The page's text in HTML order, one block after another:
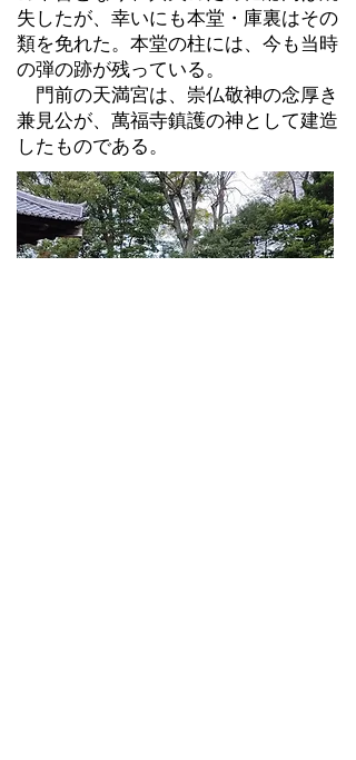
失したが、幸いにも本堂・庫裏はその
類を免れた。本堂の柱には、今も当時
の弾の跡が残っている。
門前の天満宮は、崇仏敬神の念厚き
兼見公が、萬福寺鎮護の神として建造
したものである。